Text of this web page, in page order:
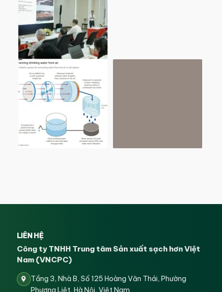
LIÊN HỆ
Công ty TNHH Trung tâm Sản xuất sạch hơn Việt
Nam (VNCPC)
Tầng 3, Nhà B, Số 125 Hoàng Văn Thái, Phường
Phương Liệt, Hà Nội, Việt Nam